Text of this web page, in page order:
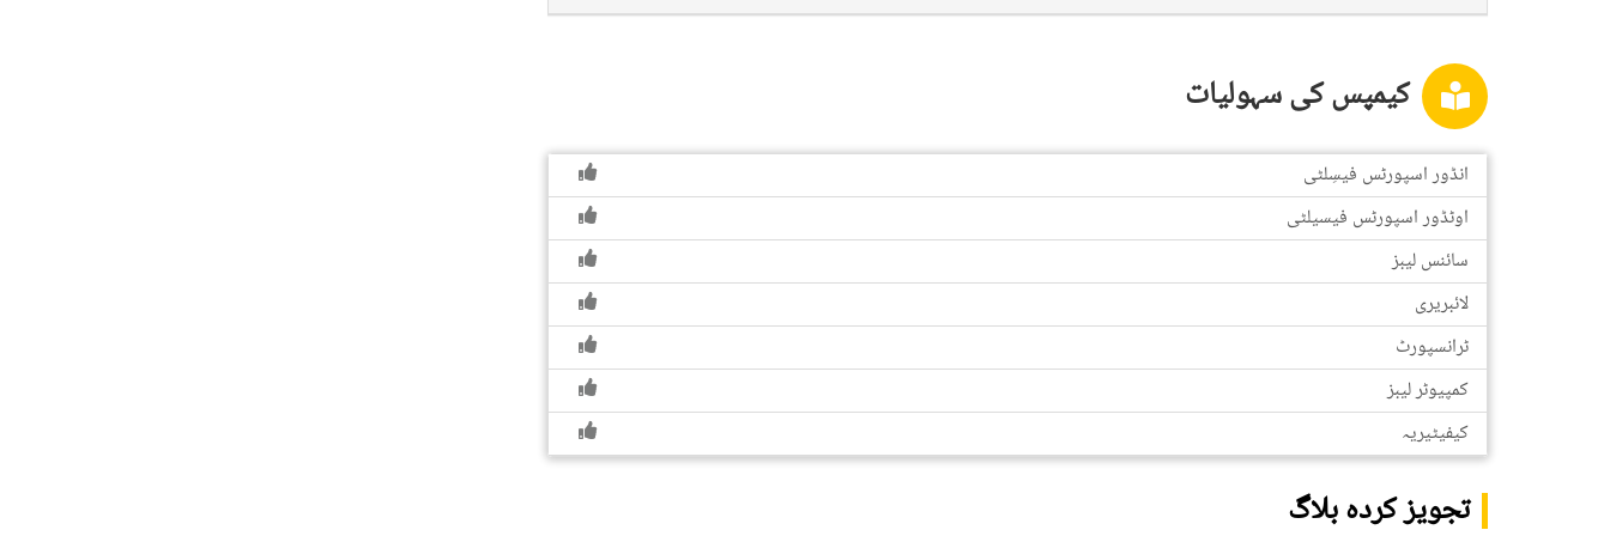
کیمپس کی سہولیات
انڈور اسپورٹس فیسِلٹی
اوٹڈور اسپورٹس فیسیلٹی
سائنس لیبز
لائبریری
ٹرانسپورٹ
کمپیوٹر لیبز
کیفیٹیریہ
تجویز کردہ بلاگ